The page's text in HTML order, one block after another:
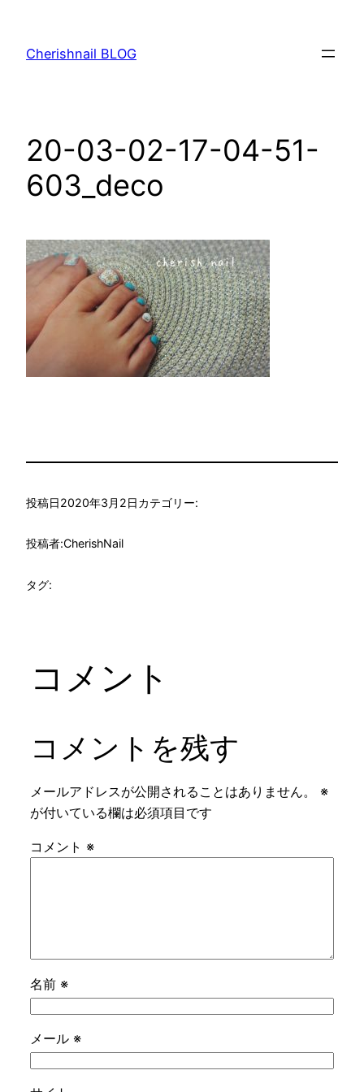
Cherishnail BLOG
20-03-02-17-04-51-
603_deco
投稿日2020年3月2日カテゴリー:
投稿者:CherishNail
タグ:
コメント
コメントを残す
メールアドレスが公開されることはありません。
※
が付いている欄は必須項目です
コメント ※
名前 ※
メール ※